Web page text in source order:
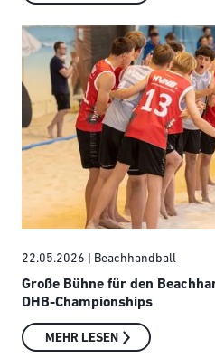
22.05.2026 | Beachhandball
Große Bühne für den
DHB-Championships
MEHR LESEN